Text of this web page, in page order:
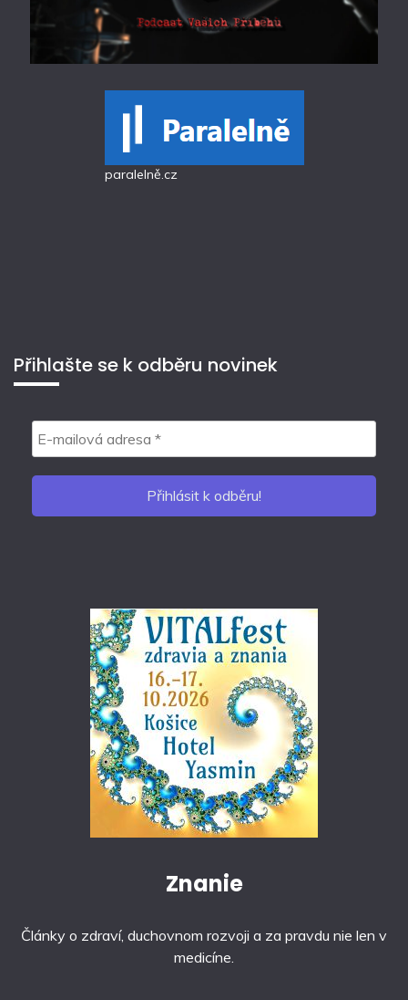
paralelně.cz
Přihlašte se k odběru novinek
Znanie
Články o zdraví, duchovnom rozvoji a za pravdu nie len v
medicíne.